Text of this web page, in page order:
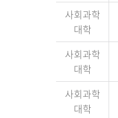
사회과학
대학
사회과학
대학
사회과학
대학